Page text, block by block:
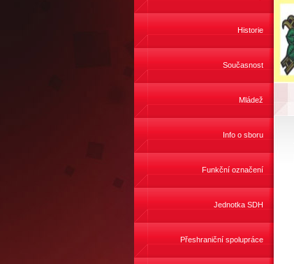
Historie
Současnost
Mládež
Info o sboru
Funkční označení
Jednotka SDH
Přeshraniční spolupráce